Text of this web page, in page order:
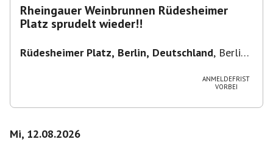
Rheingauer Weinbrunnen Rüdesheimer
Platz sprudelt wieder!!
Rüdesheimer Platz, Berlin, Deutschland, Berlin-
ANMELDEFRIST
VORBEI
Mi, 12.08.2026